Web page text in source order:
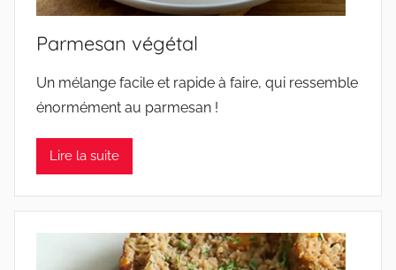
Parmesan végétal
Un mélange facile et rapide à faire, qui ressemble
énormément au parmesan !
Lire la suite